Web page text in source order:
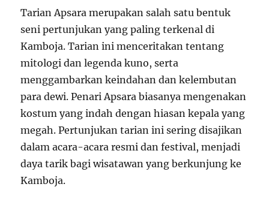
Tarian Apsara merupakan salah satu bentuk
seni pertunjukan yang paling terkenal di
Kamboja. Tarian ini menceritakan tentang
mitologi dan legenda kuno, serta
menggambarkan keindahan dan kelembutan
para dewi. Penari Apsara biasanya mengenakan
kostum yang indah dengan hiasan kepala yang
megah. Pertunjukan tarian ini sering disajikan
dalam acara-acara resmi dan festival, menjadi
daya tarik bagi wisatawan yang berkunjung ke
Kamboja.